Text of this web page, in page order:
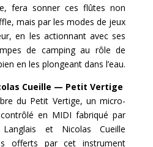
fera sonner ces flûtes non
mais par les modes de jeux
en les actionnant avec ses
de camping au rôle de
en les plongeant dans l’eau.
Cueille — Petit Vertige
du Petit Vertige, un micro-
en MIDI fabriqué par
et Nicolas Cueille
offerts par cet instrument